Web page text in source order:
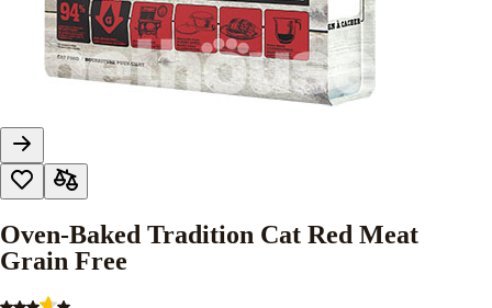
Oven-Baked Tradition Cat Red Meat
Grain Free